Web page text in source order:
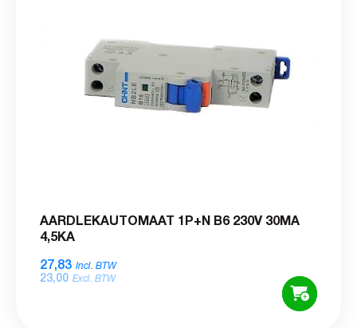
AARDLEKAUTOMAAT 1P+N B6 230V 30MA
4,5KA
27,83 Incl. BTW
23,00 Excl. BTW